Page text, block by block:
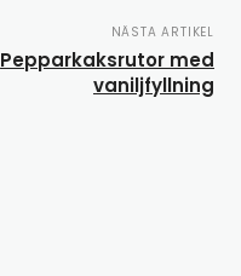
NÄSTA ARTIKEL
Pepparkaksrutor med
vaniljfyllning